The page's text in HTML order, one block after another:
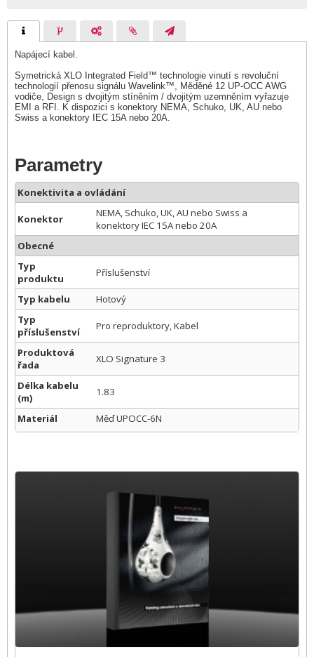
Napájecí kabel.
Symetrická XLO Integrated Field™ technologie vinutí s revoluční
technologií přenosu signálu Wavelink™, Měděné 12 UP-OCC AWG
vodiče, Design s dvojitým stíněním / dvojitým uzemněním vyřazuje
EMI a RFI. K dispozici s konektory NEMA, Schuko, UK, AU nebo
Swiss a konektory IEC 15A nebo 20A.
Parametry
Konektivita a ovládání
Konektor
NEMA, Schuko, UK, AU nebo Swiss a
konektory IEC 15A nebo 20A
Obecné
Typ
produktu
Příslušenství
Typ kabelu
Hotový
Typ
příslušenství
Pro reproduktory, Kabel
Produktová
řada
XLO Signature 3
Délka kabelu
(m)
1.83
Materiál Měď UPOCC-6N